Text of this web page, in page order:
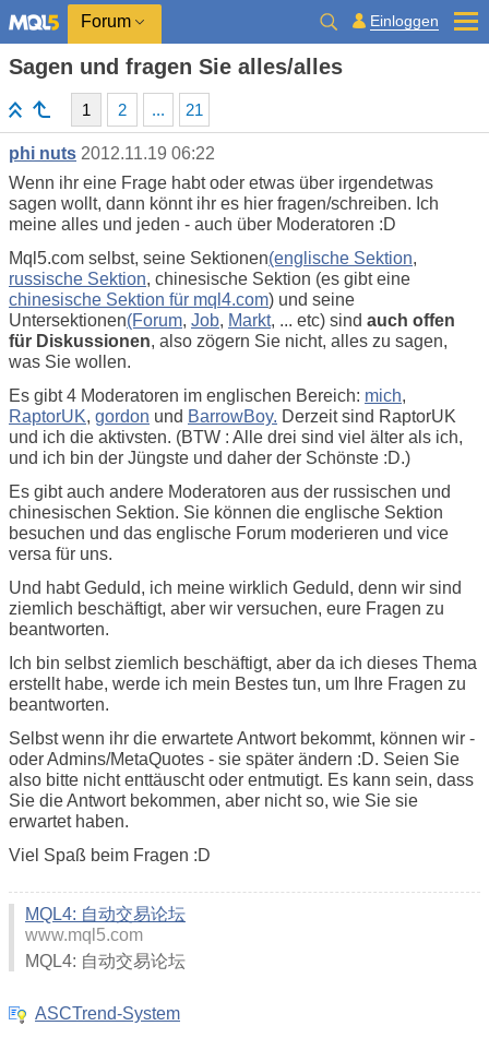
Forum Einloggen
Sagen und fragen Sie alles/alles
1 2 ... 21
phi nuts 2012.11.19 06:22
Wenn ihr eine Frage habt oder etwas über irgendetwas
sagen wollt, dann könnt ihr es hier fragen/schreiben. Ich
meine alles und jeden - auch über Moderatoren :D
Mql5.com selbst, seine Sektionen(englische Sektion,
russische Sektion, chinesische Sektion (es gibt eine
chinesische Sektion für mql4.com) und seine
Untersektionen(Forum, Job, Markt, ... etc) sind auch offen
für Diskussionen, also zögern Sie nicht, alles zu sagen,
was Sie wollen.
Es gibt 4 Moderatoren im englischen Bereich: mich,
RaptorUK, gordon und BarrowBoy. Derzeit sind RaptorUK
und ich die aktivsten. (BTW : Alle drei sind viel älter als ich,
und ich bin der Jüngste und daher der Schönste :D.)
Es gibt auch andere Moderatoren aus der russischen und
chinesischen Sektion. Sie können die englische Sektion
besuchen und das englische Forum moderieren und vice
versa für uns.
Und habt Geduld, ich meine wirklich Geduld, denn wir sind
ziemlich beschäftigt, aber wir versuchen, eure Fragen zu
beantworten.
Ich bin selbst ziemlich beschäftigt, aber da ich dieses Thema
erstellt habe, werde ich mein Bestes tun, um Ihre Fragen zu
beantworten.
Selbst wenn ihr die erwartete Antwort bekommt, können wir -
oder Admins/MetaQuotes - sie später ändern :D. Seien Sie
also bitte nicht enttäuscht oder entmutigt. Es kann sein, dass
Sie die Antwort bekommen, aber nicht so, wie Sie sie
erwartet haben.
Viel Spaß beim Fragen :D
MQL4: 自动交易论坛
www.mql5.com
MQL4: 自动交易论坛
ASCTrend-System